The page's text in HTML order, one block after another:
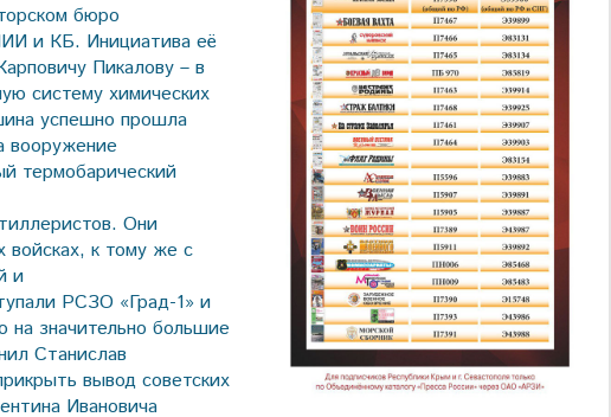
бюро
и КБ. Инициатива её
Пикалову – в
систему химических
успешно прошла
вооружение
термобарический
Они
войсках, к тому же с
и
РСЗО «Град-1» и
на значительно большие
Станислав
вывод советских
Ивановича